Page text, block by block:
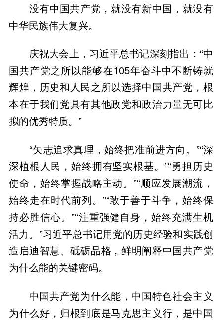
没有中国共产党，就没有新中国，就没有
中华民族伟大复兴。
庆祝大会上，习近平总书记深刻指出：“中
国共产党之所以能够在105年奋斗中不断铸就
辉煌，历史和人民之所以选择中国共产党，根
本在于我们党具有其他政党和政治力量无可比
拟的优秀特质。”
“矢志追求真理，始终把准前进方向。”“深
深植根人民，始终拥有坚实根基。”“勇担历史
使命，始终掌握战略主动。”“顺应发展潮流，
始终走在时代前列。”“敢于善于斗争，始终保
持必胜信心。”“注重强健自身，始终充满生机
活力。”习近平总书记用党的历史经验和实践创
造启迪智慧、砥砺品格，鲜明阐释中国共产党
为什么能的关键密码。
中国共产党为什么能，中国特色社会主义
为什么好，归根到底是马克思主义行，是中国